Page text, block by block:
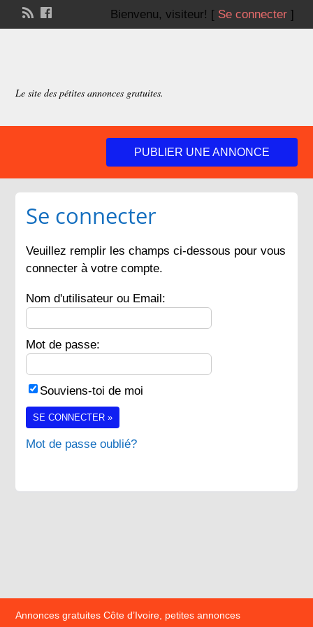
Bienvenu, visiteur! [ Se connecter]
Le site des pétites annonces gratuites.
PUBLIER UNE ANNONCE
Se connecter
Veuillez remplir les champs ci-dessous pour vous
connecter à votre compte.
Nom d'utilisateur ou Email:
Mot de passe:
Souviens-toi de moi
SE CONNECTER »
Mot de passe oublié?
Annonces gratuites Côte d’Ivoire, petites annonces